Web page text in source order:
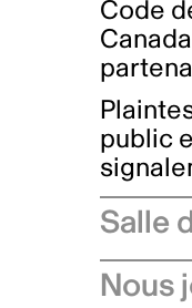
Code
public
Salle
Nous